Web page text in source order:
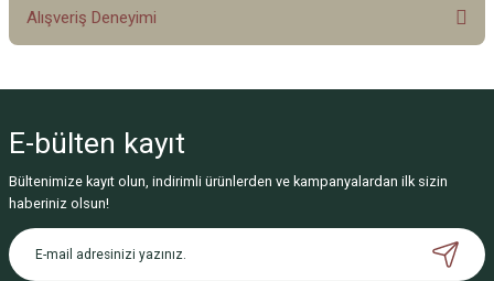
Alışveriş Deneyimi
Deneyimini Paylaş
E-bülten kayıt
Bültenimize kayıt olun, indirimli ürünlerden ve kampanyalardan ilk sizin
haberiniz olsun!